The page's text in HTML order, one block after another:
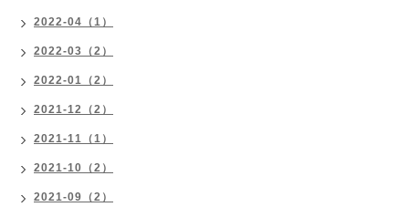
2022-04（1）
2022-03（2）
2022-01（2）
2021-12（2）
2021-11（1）
2021-10（2）
2021-09（2）